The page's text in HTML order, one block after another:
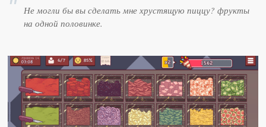
Не могли бы вы сделать мне хрустящую пиццу? фрукты
на одной половинке.